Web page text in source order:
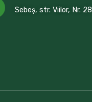
Sebeș, str. Viilor, Nr. 28